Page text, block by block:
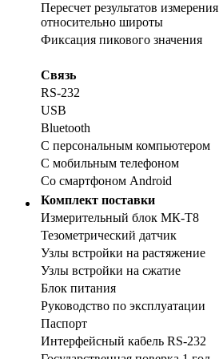
Пересчет результатов измерения
относительно широты
Фиксация пикового значения
Связь
RS-232
USB
Bluetooth
С персональным компьютером
С мобильным телефоном
Со смартфоном Android
Комплект поставки
Измерительный блок МК-Т8
Тезометрический датчик
Узлы встройки на растяжение
Узлы встройки на сжатие
Блок питания
Руководство по эксплуатации
Паспорт
Интерфейсный кабель RS-232